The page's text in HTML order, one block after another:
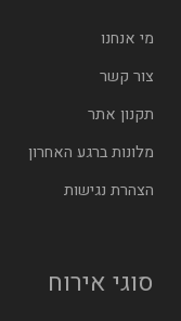
מי אנחנו
צור קשר
תקנון אתר
מלונות ברגע האחרון
הצהרת נגישות
סוגי אירוח